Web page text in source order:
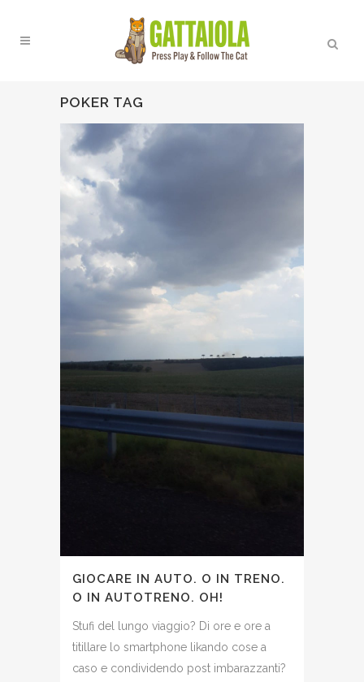
POKER TAG
GIOCARE IN AUTO. O IN TRENO.
O IN AUTOTRENO. OH!
Stufi del lungo viaggio? Di ore e ore a
titillare lo smartphone likando cose a
caso e condividendo post imbarazzanti?